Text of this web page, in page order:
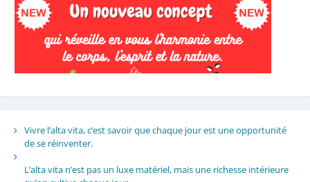
Vivre l’alta vita, c’est savoir que chaque jour est une opportunité
de se réinventer.
L’alta vita n’est pas un luxe matériel, mais une richesse intérieure